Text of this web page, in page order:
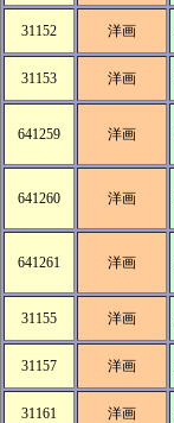
31152 洋画
31153 洋画
641259 洋画
641260 洋画
641261 洋画
31155 洋画
31157 洋画
31161 洋画